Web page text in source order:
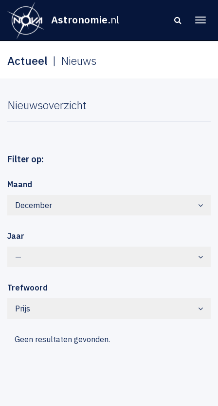
Astronomie.nl
Actueel Nieuws
Nieuwsoverzicht
Filter op:
Maand
December
Jaar
—
Trefwoord
Prijs
Geen resultaten gevonden.